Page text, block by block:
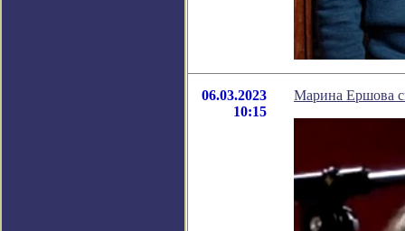
06.03.2023
10:15
Марина Ершова